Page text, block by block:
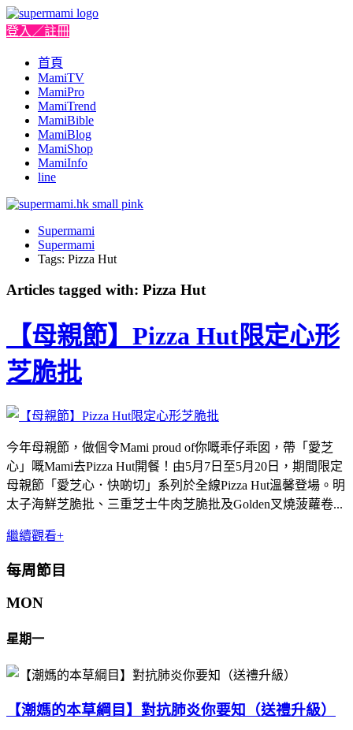
登入／註冊
首頁
MamiTV
MamiPro
MamiTrend
MamiBible
MamiBlog
MamiShop
MamiInfo
line
Supermami
Supermami
Tags: Pizza Hut
Articles tagged with: Pizza Hut
【母親節】Pizza Hut限定心形
芝脆批
今年母親節，做個令Mami proud of你嘅乖仔乖囡，帶「愛芝
心」嘅Mami去Pizza Hut開餐！由5月7日至5月20日，期間限定
母親節「愛芝心．快啲切」系列於全線Pizza Hut溫馨登場。明
太子海鮮芝脆批、三重芝士牛肉芝脆批及Golden叉燒菠蘿卷...
繼續觀看+
每周節目
MON
星期一
【潮媽的本草綱目】對抗肺炎你要知（送禮升級）